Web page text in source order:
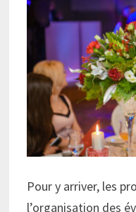
Pour y arriver, les
l’organisation des